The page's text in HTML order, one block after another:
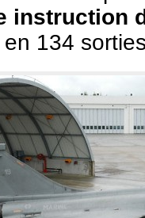
instruction
134